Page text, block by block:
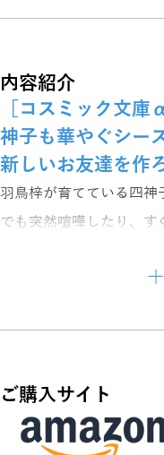
内容紹介
［コスミック文庫α
神子も華やぐシー
新しいお友達を作
羽鳥梓が育てている四
でも突然喧嘩したり、
季節はすっかり春を迎
首輪をしているのできっ
家に連れて帰りたがる
始まった。
ご購入サイト